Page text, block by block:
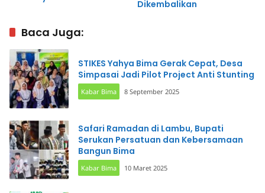
Dikembalikan
Baca Juga:
STIKES Yahya Bima Gerak Cepat, Desa
Simpasai Jadi Pilot Project Anti Stunting
Kabar Bima 8 September 2025
Safari Ramadan di Lambu, Bupati
Serukan Persatuan dan Kebersamaan
Bangun Bima
Kabar Bima 10 Maret 2025